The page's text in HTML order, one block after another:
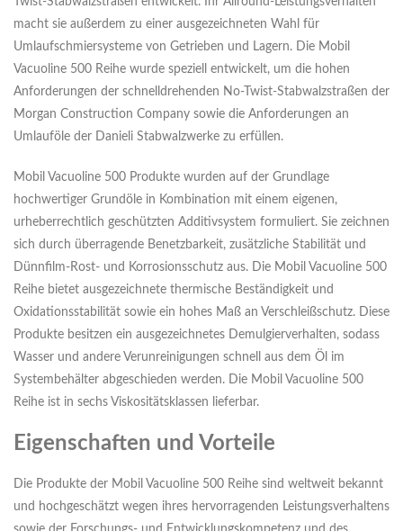
macht sie außerdem zu einer ausgezeichneten Wahl für
Umlaufschmiersysteme von Getrieben und Lagern. Die Mobil
Vacuoline 500 Reihe wurde speziell entwickelt, um die hohen
Anforderungen der schnelldrehenden No-Twist-Stabwalzstraßen der
Morgan Construction Company sowie die Anforderungen an
Umlauföle der Danieli Stabwalzwerke zu erfüllen.
Mobil Vacuoline 500 Produkte wurden auf der Grundlage
hochwertiger Grundöle in Kombination mit einem eigenen,
urheberrechtlich geschützten Additivsystem formuliert. Sie zeichnen
sich durch überragende Benetzbarkeit, zusätzliche Stabilität und
Dünnfilm-Rost- und Korrosionsschutz aus. Die Mobil Vacuoline 500
Reihe bietet ausgezeichnete thermische Beständigkeit und
Oxidationsstabilität sowie ein hohes Maß an Verschleißschutz. Diese
Produkte besitzen ein ausgezeichnetes Demulgierverhalten, sodass
Wasser und andere Verunreinigungen schnell aus dem Öl im
Systembehälter abgeschieden werden. Die Mobil Vacuoline 500
Reihe ist in sechs Viskositätsklassen lieferbar.
Eigenschaften und Vorteile
Die Produkte der Mobil Vacuoline 500 Reihe sind weltweit bekannt
und hochgeschätzt wegen ihres hervorragenden Leistungsverhaltens